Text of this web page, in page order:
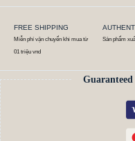
FREE SHIPPING
Miễn phí vận chuyển khi mua từ
01 triệu vnd
Sản phẩm